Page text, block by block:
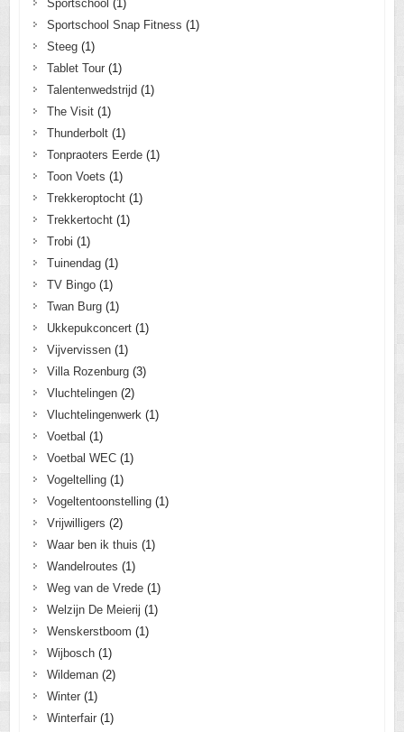
Sportschool (1)
Sportschool Snap Fitness (1)
Steeg(1)
Tablet Tour(1)
Talentenwedstrijd (1)
The Visit(1)
Thunderbolt(1)
Tonpraoters Eerde(1)
Toon Voets (1)
Trekkeroptocht(1)
Trekkertocht(1)
Trobi (1)
Tuinendag(1)
TV Bingo(1)
Twan Burg(1)
Ukkepukconcert(1)
Vijvervissen(1)
Villa Rozenburg(3)
Vluchtelingen(2)
Vluchtelingenwerk (1)
Voetbal (1)
Voetbal WEC(1)
Vogeltelling(1)
Vogeltentoonstelling(1)
Vrijwilligers (2)
Waar ben ik thuis (1)
Wandelroutes (1)
Weg van de Vrede(1)
Welzijn De Meierij (1)
Wenskerstboom (1)
Wijbosch(1)
Wildeman(2)
Winter(1)
Winterfair(1)